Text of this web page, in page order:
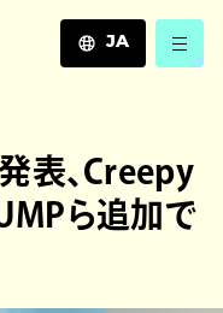
JA
ZH
表、Creepy
ら追加で